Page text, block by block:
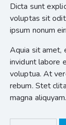
Dicta sunt
voluptas sit
ipsum nonum
Aquia sit amet,
invidunt labore
voluptua. At
rebum. Stet
magna